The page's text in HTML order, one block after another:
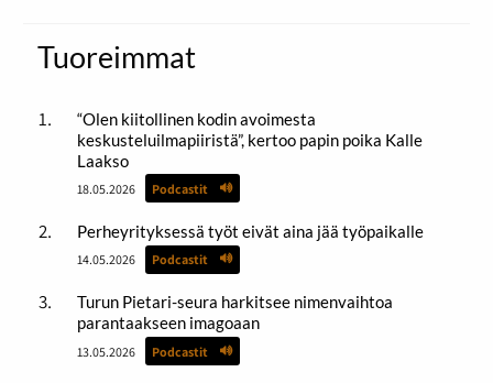
Tuoreimmat
“Olen kiitollinen kodin avoimesta
keskusteluilmapiiristä”, kertoo papin poika Kalle
Laakso
18.05.2026 Podcastit
Perheyrityksessä työt eivät aina jää työpaikalle
14.05.2026 Podcastit
Turun Pietari-seura harkitsee nimenvaihtoa
parantaakseen imagoaan
13.05.2026 Podcastit